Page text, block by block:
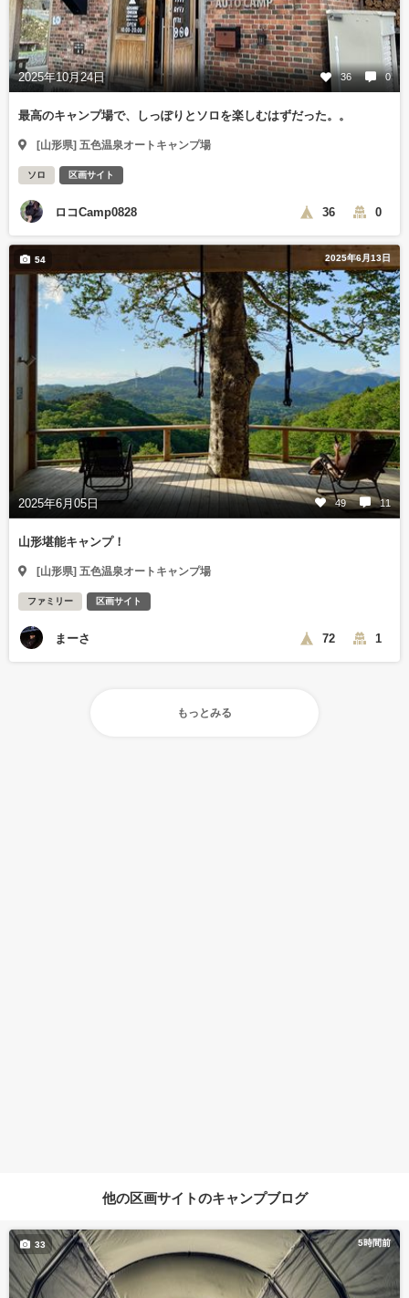
2025年10月24日 36 0
最高のキャンプ場で、しっぽりとソロを楽しむはずだった。。
[山形県] 五色温泉オートキャンプ場
ソロ 区画サイト
ロコCamp0828 36 0
2025年6月13日
2025年6月05日 49 11
54
山形堪能キャンプ！
[山形県] 五色温泉オートキャンプ場
ファミリー 区画サイト
まーさ 72 1
もっとみる
他の区画サイトのキャンプブログ
5時間前
33